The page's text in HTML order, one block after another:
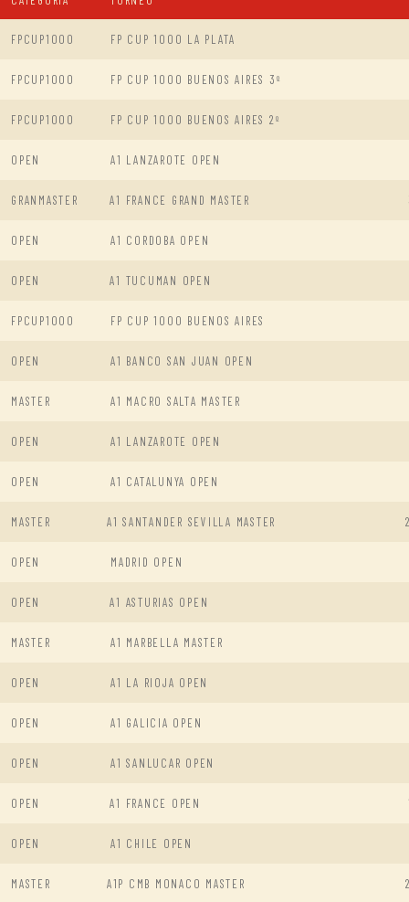
FPCUP1000 FP CUP 1000 LA PLATA
FPCUP1000 FP CUP 1000 BUENOS AIRES 3º
FPCUP1000 FP CUP 1000 BUENOS AIRES 2º
OPEN A1 LANZAROTE OPEN
GRANMASTER A1 FRANCE GRAND MASTER
OPEN A1 CORDOBA OPEN
OPEN A1 TUCUMAN OPEN
FPCUP1000 FP CUP 1000 BUENOS AIRES
OPEN A1 BANCO SAN JUAN OPEN
MASTER A1 MACRO SALTA MASTER
OPEN A1 LANZAROTE OPEN
OPEN A1 CATALUNYA OPEN
MASTER A1 SANTANDER SEVILLA MASTER
OPEN MADRID OPEN
OPEN A1 ASTURIAS OPEN
MASTER A1 MARBELLA MASTER
OPEN A1 LA RIOJA OPEN
OPEN A1 GALICIA OPEN
OPEN A1 SANLUCAR OPEN
OPEN A1 FRANCE OPEN
OPEN A1 CHILE OPEN
MASTER A1P CMB MONACO MASTER